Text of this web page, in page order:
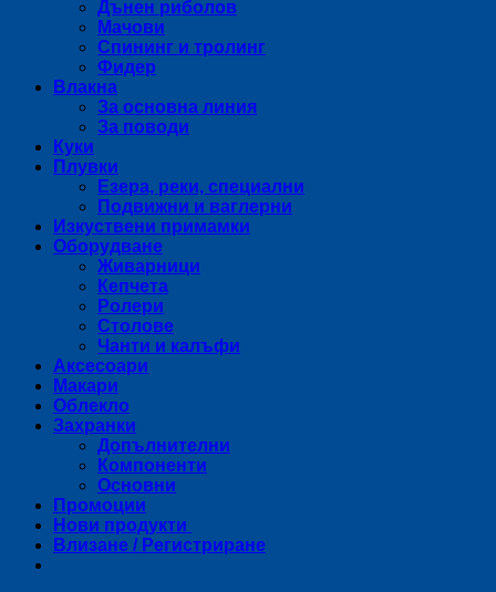
Дънен риболов
Мачови
Спининг и тролинг
Фидер
Влакна
За основна линия
За поводи
Куки
Плувки
Езера, реки, специални
Подвижни и ваглерни
Изкуствени примамки
Оборудване
Живарници
Кепчета
Ролери
Столове
Чанти и калъфи
Аксесоари
Макари
Облекло
Захранки
Допълнителни
Компоненти
Основни
Промоции
Нови продукти
Влизане / Регистриране